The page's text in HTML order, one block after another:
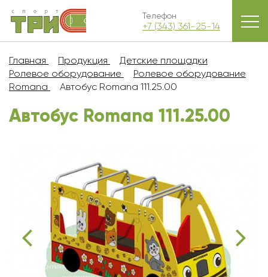
Телефон
+7 (343) 361-25-14
Главная Продукция
Детские площадки
Ролевое оборудование
Ролевое оборудование
Romana
Автобус Romana 111.25.00
Автобус Romana 111.25.00